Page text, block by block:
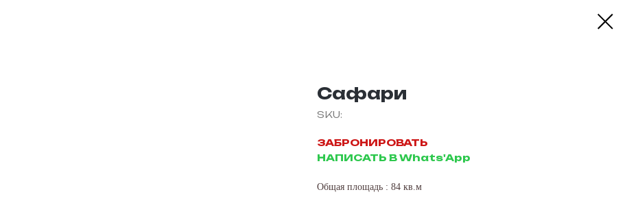
Сафари
SKU:
ЗАБРОНИРОВАТЬ
НАПИСАТЬ В Whats'App
Общая площадь : 84 кв.м